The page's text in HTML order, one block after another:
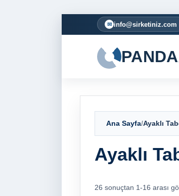
✉ info@sirketiniz.com
Ana Sayfa/Ayaklı
Ayaklı
26 sonuçtan 1-16 arası